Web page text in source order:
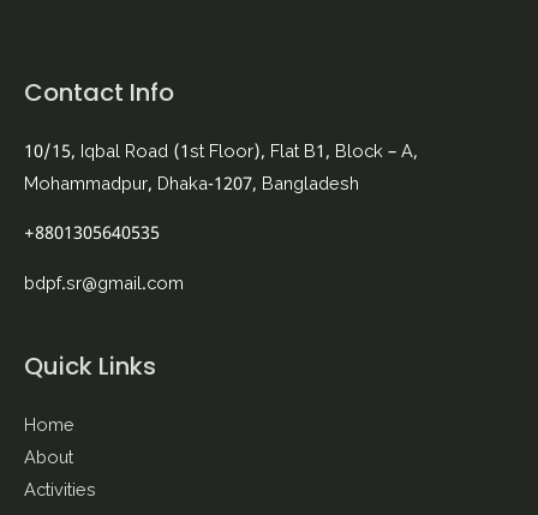
Contact Info
10/15, Iqbal Road (1st Floor), Flat B1, Block – A,
Mohammadpur, Dhaka-1207, Bangladesh
+8801305640535
bdpf.sr@gmail.com
Quick Links
Home
About
Activities